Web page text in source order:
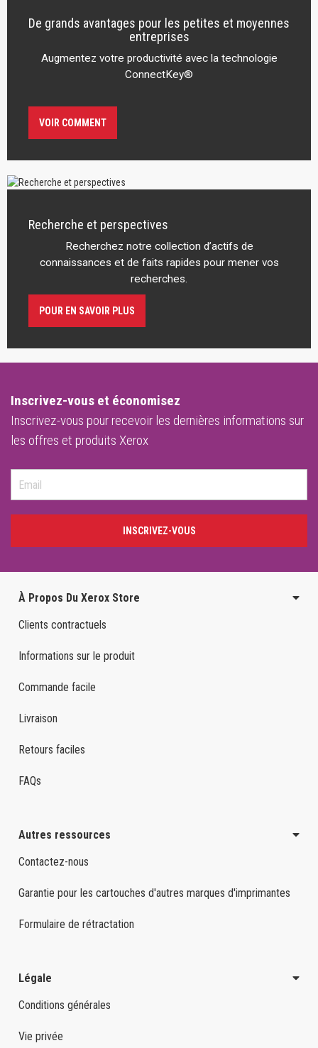
De grands avantages pour les petites et moyennes
entreprises
Augmentez votre productivité avec la technologie
ConnectKey®
VOIR COMMENT
Recherche et perspectives
Recherchez notre collection d’actifs de
connaissances et de faits rapides pour mener vos
recherches.
POUR EN SAVOIR PLUS
Inscrivez-vous et économisez
Inscrivez-vous pour recevoir les dernières informations sur
les offres et produits Xerox
INSCRIVEZ-VOUS
À Propos Du Xerox Store
Clients contractuels
Informations sur le produit
Commande facile
Livraison
Retours faciles
FAQs
Autres ressources
Contactez-nous
Garantie pour les cartouches d'autres marques d'imprimantes
Formulaire de rétractation
Légale
Conditions générales
Vie privée